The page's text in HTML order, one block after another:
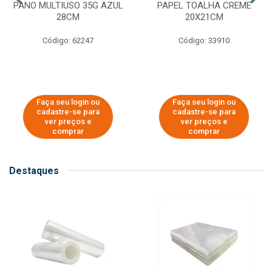
PANO MULTIUSO 35G AZUL
28CM
Código: 62247
Faça seu login ou
cadastre-se para
ver preços e
comprar
PAPEL TOALHA CREME
20X21CM
Código: 33910
Faça seu login ou
cadastre-se para
ver preços e
comprar
Destaques